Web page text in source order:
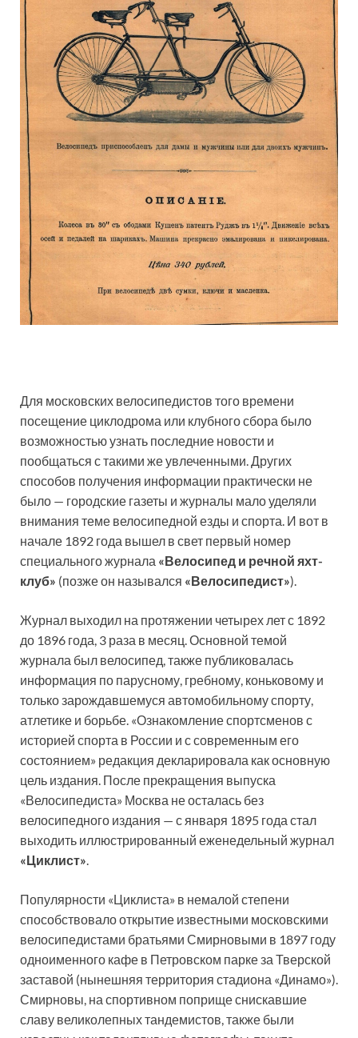
Для московских велосипедистов того времени
посещение циклодрома или клубного сбора было
возможностью узнать последние новости и
пообщаться с такими же увлеченными. Других
способов получения информации практически не
было — городские газеты и журналы мало уделяли
внимания теме велосипедной езды и спорта. И вот в
начале 1892 года вышел в свет первый номер
специального журнала «Велосипед и речной яхт-
клуб» (позже он назывался «Велосипедист»).
Журнал выходил на протяжении четырех лет с 1892
до 1896 года, 3 раза в месяц. Основной темой
журнала был велосипед, также публиковалась
информация по парусному, гребному, коньковому и
только зарождавшемуся автомобильному спорту,
атлетике и борьбе. «Ознакомление спортсменов с
историей спорта в России и с современным его
состоянием» редакция декларировала как основную
цель издания. После прекращения выпуска
«Велосипедиста» Москва не осталась без
велосипедного издания — с января 1895 года стал
выходить иллюстрированный еженедельный журнал
«Циклист»
Популярности «Циклиста» в немалой степени
способствовало открытие известными московскими
велосипедистами братьями Смирновыми в 1897 году
одноименного кафе в Петровском парке за Тверской
заставой (нынешняя территория стадиона «Динамо»).
Смирновы, на спортивном поприще снискавшие
славу великолепных тандемистов, также были